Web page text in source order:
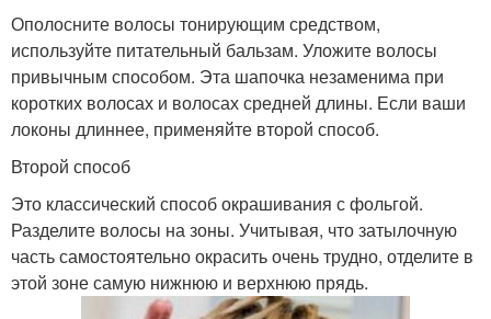
Ополосните волосы тонирующим средством,
используйте питательный бальзам. Уложите волосы
привычным способом. Эта шапочка незаменима при
коротких волосах и волосах средней длины. Если ваши
локоны длиннее, применяйте второй способ.
Второй способ
Это классический способ окрашивания с фольгой.
Разделите волосы на зоны. Учитывая, что затылочную
часть самостоятельно окрасить очень трудно, отделите в
этой зоне самую нижнюю и верхнюю прядь.